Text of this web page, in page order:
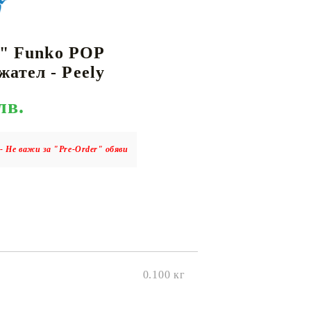
RIFTBOUND: LEAGUE OF LEGENDS
GUNDAM CARD GAME
Funko POP
- Peely
Не важи за "Pre-Order" обяви
0.100 кг